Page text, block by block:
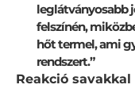
leglátványosabb
felszínén,
hőt termel, ami
rendszert.”
Reakció